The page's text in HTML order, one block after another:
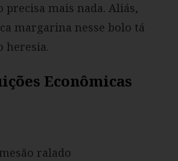
precisa mais nada. Aliás,
margarina nesse bolo tá
heresia.
Econômicas
ralado